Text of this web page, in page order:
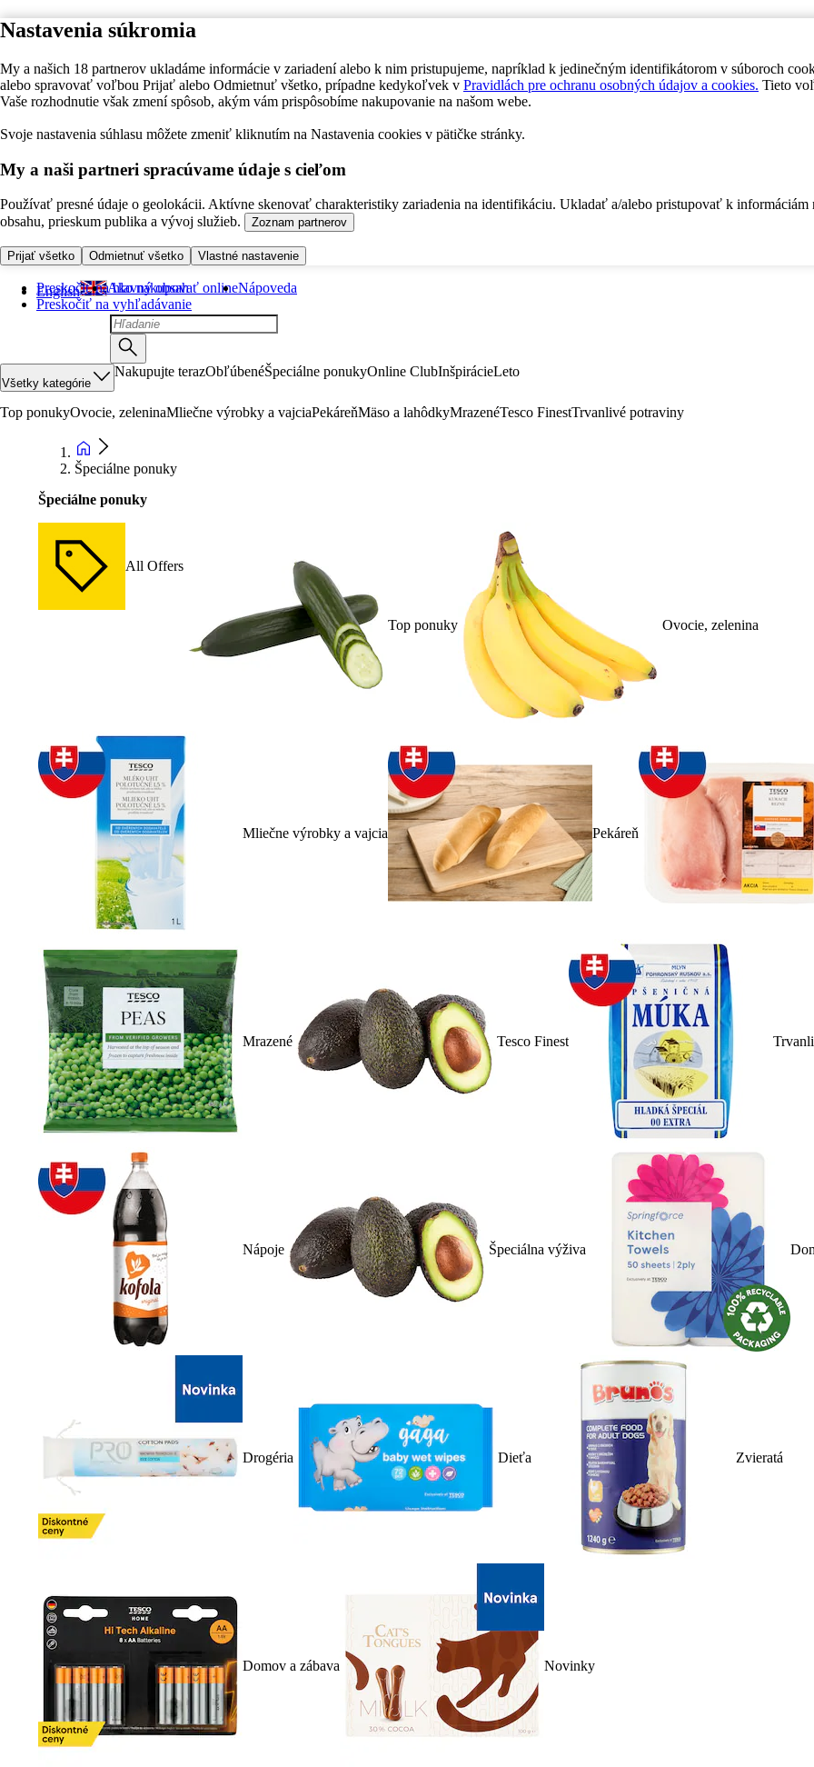
Nastavenia súkromia
My a našich 18 partnerov ukladáme informácie v zariadení alebo k nim pristupujeme, napríklad k jedinečným identifikátorom v súboroch
alebo spravovať voľbou Prijať alebo Odmietnuť všetko, prípadne kedykoľvek v Pravidlách pre ochranu osobných údajov a cookies. Tieto
Vaše rozhodnutie však zmení spôsob, akým vám prispôsobíme nakupovanie na našom webe.
Svoje nastavenia súhlasu môžete zmeniť kliknutím na Nastavenia cookies v pätičke stránky.
My a naši partneri spracúvame údaje s cieľom
Používať presné údaje o geolokácii. Aktívne skenovať charakteristiky zariadenia na identifikáciu. Ukladať a/alebo pristupovať k informáciám
obsahu, prieskum publika a vývoj služieb.
Zoznam partnerov
Prijať všetko Odmietnuť všetko Vlastné nastavenie
Preskočiť na hlavný obsah
Preskočiť na vyhľadávanie
English Ako nakupovať onlineNápoveda
Všetky kategórie
Nakupujte terazObľúbenéŠpeciálne ponukyOnline ClubInšpirácieLeto
Top ponukyOvocie, zeleninaMliečne výrobky a vajciaPekáreňMäso a lahôdkyMrazenéTesco FinestTrvanlivé potraviny
Špeciálne ponuky
Špeciálne ponuky
All Offers
Top ponuky Ovocie, zelenina
Mliečne výrobky a vajcia Pekáreň
Mrazené Tesco Finest
Nápoje Špeciálna výživa
Drogéria Dieťa Zvieratá
Domov a zábava Novinky